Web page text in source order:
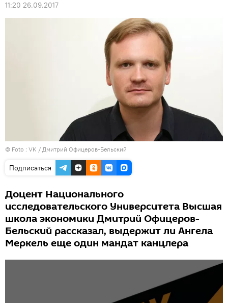
11:20 26.09.2017
© Foto : VK / Дмитрий Офицеров-Бельский
Подписаться
Доцент Национального
исследовательского Университета Высшая
школа экономики Дмитрий Офицеров-
Бельский рассказал, выдержит ли Ангела
Меркель еще один мандат канцлера